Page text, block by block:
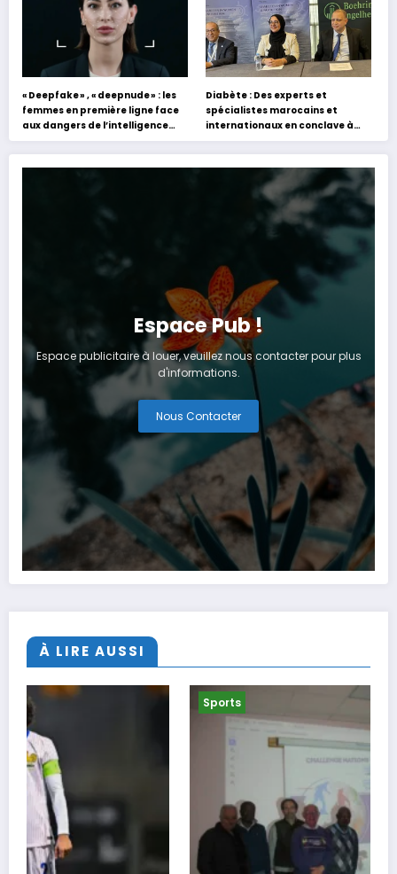
« Deepfake » , « deepnude » : les
femmes en première ligne face
aux dangers de l’intelligence
artificielle
Diabète : Des experts et
spécialistes marocains et
internationaux en conclave à
Tanger
Espace Pub !
Espace publicitaire à louer, veuillez nous contacter pour plus
d'informations.
Nous Contacter
À LIRE AUSSI